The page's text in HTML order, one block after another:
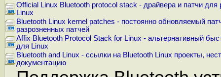
Official Linux Bluetooth protocol stack - драйвера и патчи для
Linux
Bluetooth Linux kernel patches - постоянно обновляемый
разрозненных патчей
Affix Bluetooth Protocol Stack for Linux - альтернативный
для Linux
Bluetooth and Linux - ссылки на Bluetooth Linux проекты,
документацию